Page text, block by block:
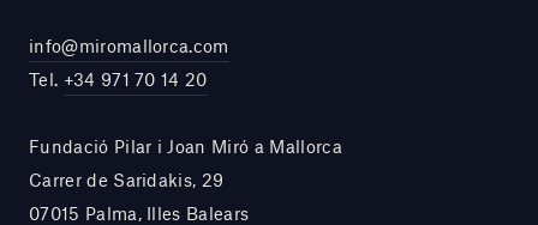
info@miromallorca.com
Tel. +34 971 70 14 20
Fundació Pilar i Joan Miró a Mallorca
Carrer de Saridakis, 29
07015 Palma, Illes Balears